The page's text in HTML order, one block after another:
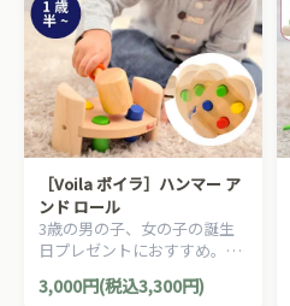
［Voila ボイラ］ハンマー ア
ンド ロール
3歳の男の子、女の子の誕生
日プレゼントにおすすめ。タ
イの老舗木製玩具メーカー
Voila(ボイラ)の４色のカラフ
3,000円(税込3,300円)